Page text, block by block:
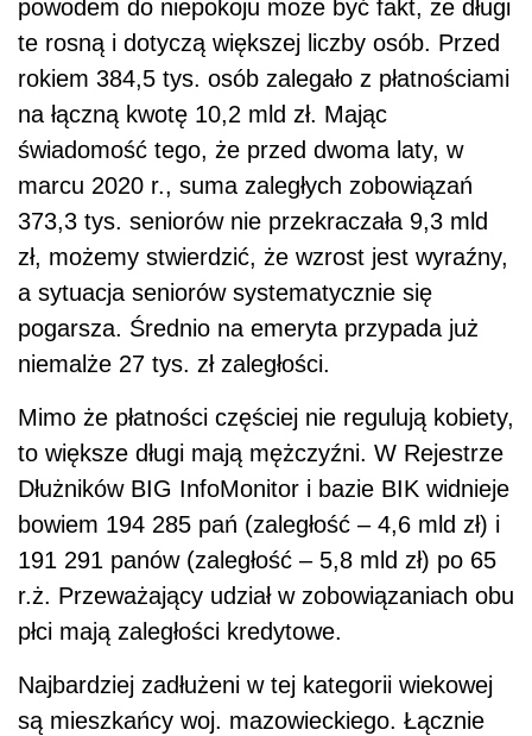
powodem do niepokoju może być fakt, że długi
te rosną i dotyczą większej liczby osób. Przed
rokiem 384,5 tys. osób zalegało z płatnościami
na łączną kwotę 10,2 mld zł. Mając
świadomość tego, że przed dwoma laty, w
marcu 2020 r., suma zaległych zobowiązań
373,3 tys. seniorów nie przekraczała 9,3 mld
zł, możemy stwierdzić, że wzrost jest wyraźny,
a sytuacja seniorów systematycznie się
pogarsza. Średnio na emeryta przypada już
niemalże 27 tys. zł zaległości.
Mimo że płatności częściej nie regulują kobiety,
to większe długi mają mężczyźni. W Rejestrze
Dłużników BIG InfoMonitor i bazie BIK widnieje
bowiem 194 285 pań (zaległość – 4,6 mld zł) i
191 291 panów (zaległość – 5,8 mld zł) po 65
r.ż. Przeważający udział w zobowiązaniach obu
płci mają zaległości kredytowe.
Najbardziej zadłużeni w tej kategorii wiekowej
są mieszkańcy woj. mazowieckiego. Łącznie